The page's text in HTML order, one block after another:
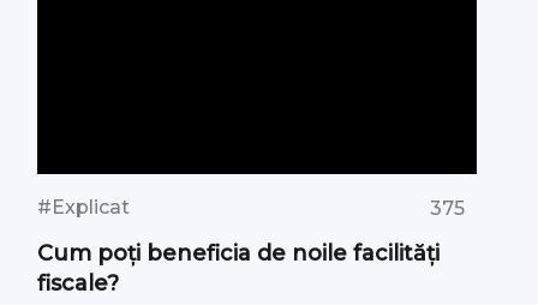
#Explicat 375
Cum poți beneficia de noile facilități
fiscale?